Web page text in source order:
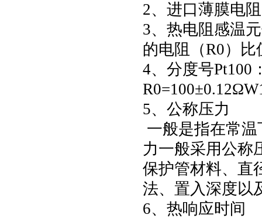
2、进口薄膜电
3、热电阻感温
的电阻（R0）比
4、分度号Pt100
5、公称压力
一般是指在常
力一般采用公称
保护管材料、直
法、置入深度以
6、热响应时间